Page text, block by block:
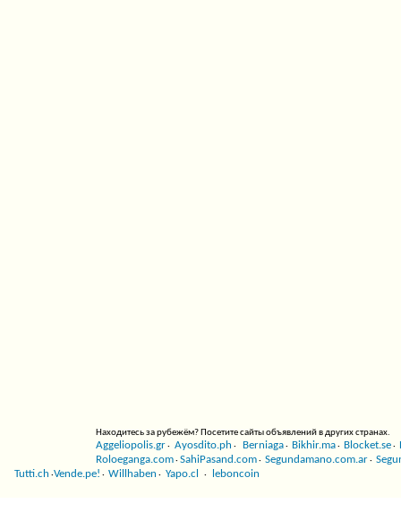
Находитесь за рубежём? Посетите сайты объявлений в других странах.
Aggeliopolis.gr· Ayosdito.ph · Berniaga· Bikhir.ma· Blocket.se·
Roloeganga.com· SahiPasand.com· Segundamano.com.ar·
Tutti.ch ·Vende.pe! · Willhaben · Yapo.cl · leboncoin